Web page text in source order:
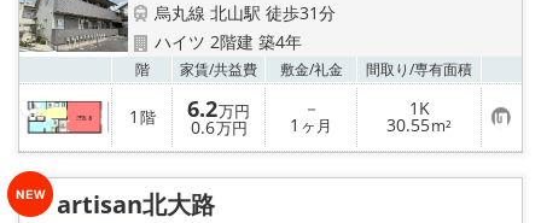
烏丸線 北山駅 徒歩31分
ハイツ 2階建 築4年
階 家賃/共益費 敷金/礼金 間取り/専有面積
1 階 6.2万円
0.6万円
－
1 ヶ月
1K
30.55m² お
気
に
入
artisan北大路